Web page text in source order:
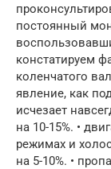
постоянный
констатируем
коленчатого
явление, как
исчезает
на 10-15%. •
режимах и
на 5-10%. •